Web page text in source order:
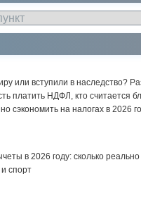
или вступили в наследство?
платить НДФЛ, кто считается
сэкономить на налогах в 2026
в 2026 году: сколько
спорт